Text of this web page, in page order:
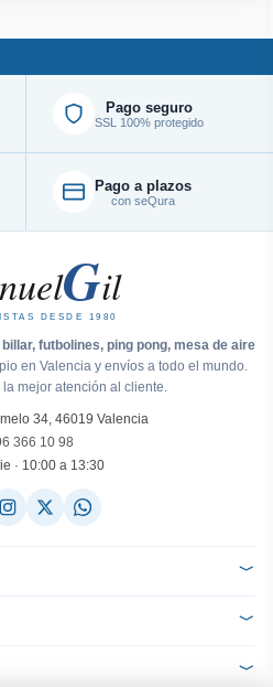
Pago seguro
SSL 100% protegido
Pago a plazos
con seQura
Gil
DESDE 1980
futbolines, ping pong, mesa de aire
en Valencia y envíos a todo el mundo.
mejor atención al cliente.
34, 46019 Valencia
366 10 98
· 10:00 a 13:30